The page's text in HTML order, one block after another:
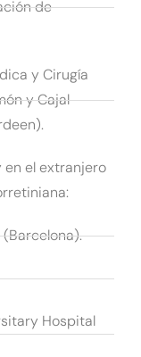
de
y Cirugía
y Cajal
en el extranjero
Hospital